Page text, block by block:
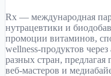
Rx — международная
нутрацевтики и
промоции витаминов,
wellness-продуктов
разных стран, предлагая
веб-мастеров и